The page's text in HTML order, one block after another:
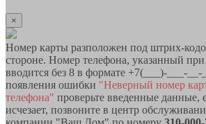
×
Номер карты разположен под штрих-
стороне. Номер телефона, указанный
вводится без 8 в формате +7(___)-___-__-
появления ошибки "Неверный номер
телефона" проверьте введенные данные,
исчезает, позвоните в центр